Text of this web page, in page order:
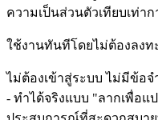
ความเป็นส่วนตัวเทียบเท่าก
ใช้งานทันทีโดยไม่ต้องลงท
ไม่ต้องเข้าสู่ระบบ ไม่มีข้อ
- ทำได้จริงแบบ "ลากเพื่อแ